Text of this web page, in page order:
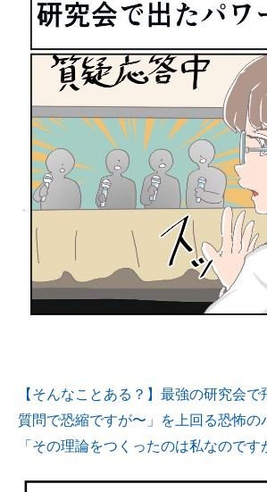
【そんなことある？】最強の研究会で
質問で恐縮ですが〜」を上回る恐怖
「その理論をつくったのは私なのです